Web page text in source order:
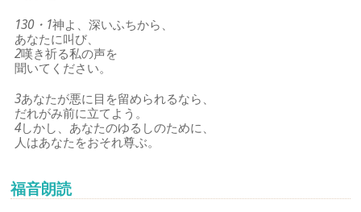
130・1神よ、深いふちから、
あなたに叫び、
2嘆き祈る私の声を
聞いてください。
3あなたが悪に目を留められるなら、
だれがみ前に立てよう。
4しかし、あなたのゆるしのために、
人はあなたをおそれ尊ぶ。
福音朗読